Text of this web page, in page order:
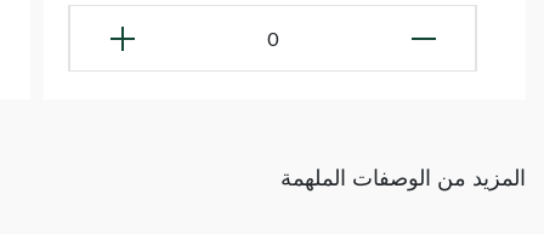
0
المزيد من الوصفات الملهمة